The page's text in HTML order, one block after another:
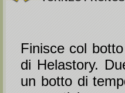
Finisce col
di Helastory.
un botto di